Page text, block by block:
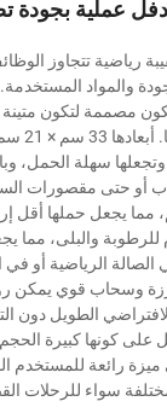
تصنيع مميزة
الوظائف المتوقعة
مصنوعة من
متينة مع
الأناقة لمستخدميها.
وبالتالي يمكنها
السفر. كما أنها
حملها أقل إرهاقًا. قماش
مما يجعلها مناسبة
أو في الأنشطة
يمكن رؤيته من
دون التعرض للتلف.
الحجم مثل الحقيبة
الذي يمكنه
القصيرة أو